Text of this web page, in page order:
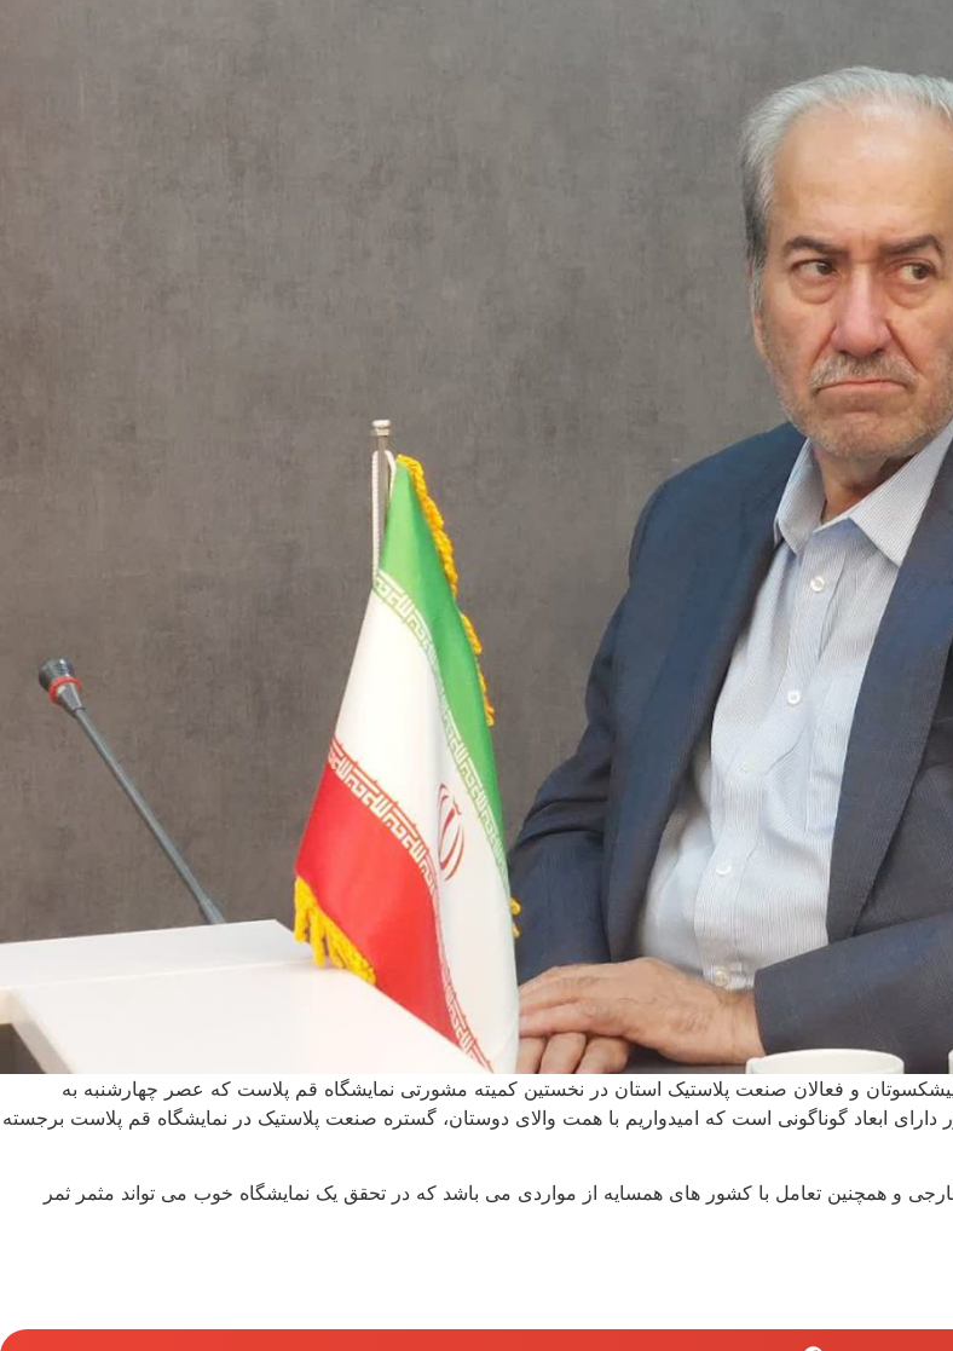
و فعالان صنعت پلاستیک استان در نخستین کمیته مشورتی نمایشگاه قم پلاست که عصر چهارشنبه به
ابعاد گوناگونی است که امیدواریم با همت والای دوستان، گستره صنعت پلاستیک در نمایشگاه قم پلاست برجسته
و همچنین تعامل با کشور های همسایه از مواردی می باشد که در تحقق یک نمایشگاه خوب می تواند مثمر ثمر